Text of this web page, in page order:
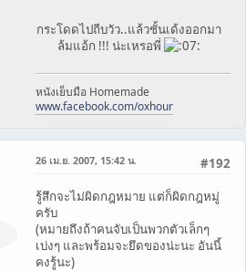
กระโดดไปถีบวัว..แล้วชั้นเด้งออกมา
ล้มแอ้ก !!! น่ะเหรอพี่
หนังเย็บมือ Homemade
www.facebook.com/oxhour
#192
26 เม.ย. 2007, 15:42 น.
รู้สึกจะไม่ผิดกฎหมาย แต่ก็ผิดกฎหมู่
ครับ
(หมายถึงถ้าคนจับเป็นพวกตัวเล็กๆ
เบ่งๆ และพร้อมจะยึดของน่ะนะ อันนี้
คงรู้นะ)